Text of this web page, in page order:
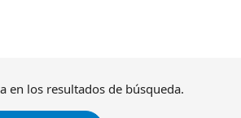
en los resultados de búsqueda.